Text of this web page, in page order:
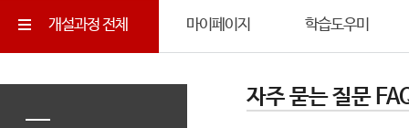
개설과정 전체 마이페이지 학습도우미
자주 묻는 질문